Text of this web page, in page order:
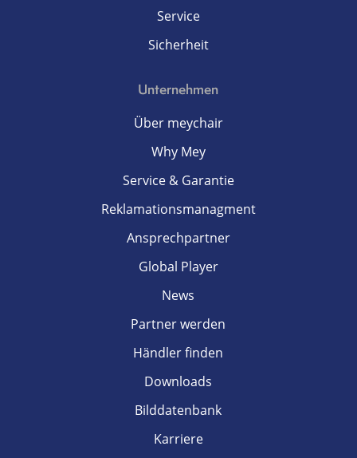
Service
Sicherheit
Unternehmen
Über meychair
Why Mey
Service & Garantie
Reklamationsmanagment
Ansprechpartner
Global Player
News
Partner werden
Händler finden
Downloads
Bilddatenbank
Karriere